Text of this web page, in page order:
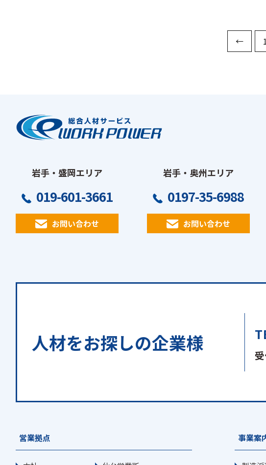
← 1
岩手・盛岡エリア
019-601-3661
お問い合わせ
岩手・奥州エリア
0197-35-6988
お問い合わせ
人材をお探しの企業様
営業拠点 事業案